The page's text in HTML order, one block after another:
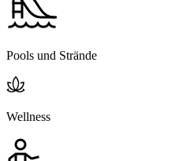
Pools und Strände
Wellness